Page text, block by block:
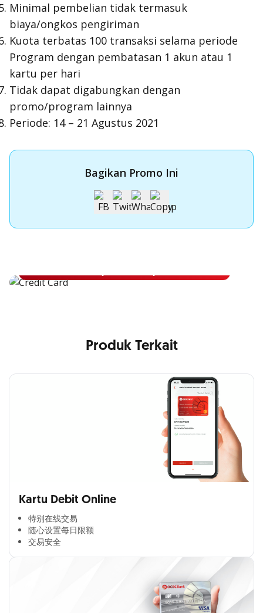
Minimal pembelian tidak termasuk
biaya/ongkos pengiriman
Kuota terbatas 100 transaksi selama periode
Program dengan pembatasan 1 akun atau 1
kartu per hari
Tidak dapat digabungkan dengan
promo/program lainnya
Periode: 14 – 21 Agustus 2021
Bagikan Promo Ini
Apply Kartu Kredit OCBC NISP
Produk Terkait
Kartu Debit Online
特别在线交易​
随心设置每日限额​
交易安全​